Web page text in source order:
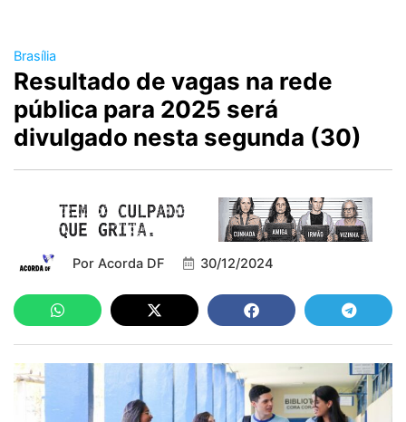
Brasília
Resultado de vagas na rede
pública para 2025 será
divulgado nesta segunda (30)
Por Acorda DF 30/12/2024